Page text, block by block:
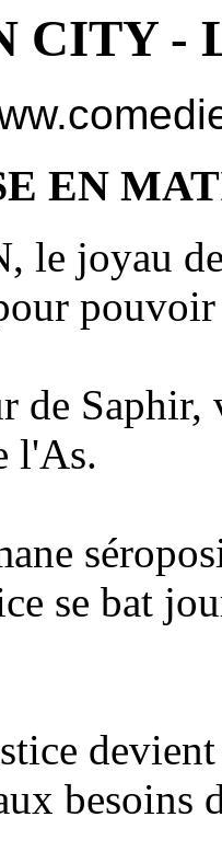
CITY -
EN
le joyau
de
l'As.
se bat
besoins